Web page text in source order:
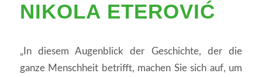
IKOLA ETEROVIĆ
„In diesem Augenblick der Geschichte, der die
ganze Menschheit betrifft, machen Sie sich auf, um